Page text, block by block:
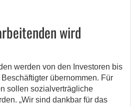
wird
werden von den Investoren bis
übernommen. Für
sollen sozialverträgliche
„Wir sind dankbar für das